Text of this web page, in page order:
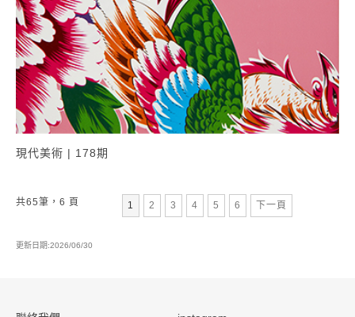
現代美術 | 178期
1 第
2 第
3 第
4 第
5 第
6 下一頁
共65筆，6 頁
更新日期:2026/06/30